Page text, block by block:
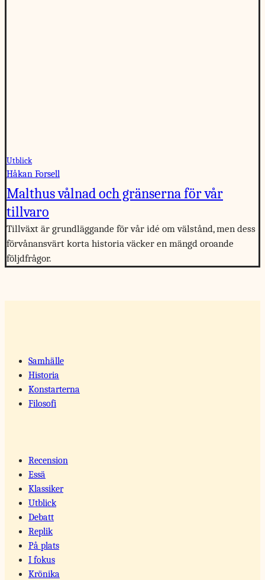
Utblick
Håkan Forsell
Malthus vålnad och gränserna för vår
tillvaro
Tillväxt är grundläggande för vår idé om välstånd, men dess
förvånansvärt korta historia väcker en mängd oroande
följdfrågor.
Samhälle
Historia
Konstarterna
Filosofi
Recension
Essä
Klassiker
Utblick
Debatt
Replik
På plats
I fokus
Krönika